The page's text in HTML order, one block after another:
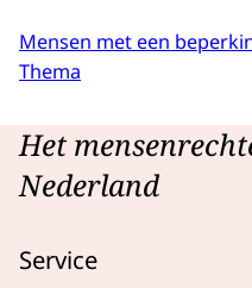
Mensen met een
Thema
Het
Nederland
Service